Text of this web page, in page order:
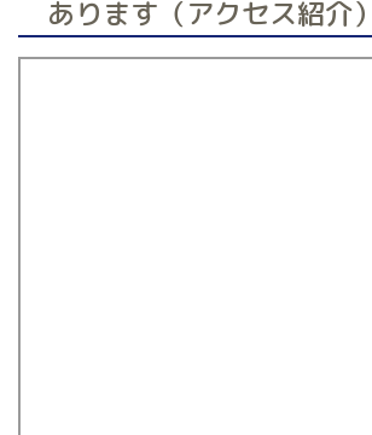
あります（アクセス紹介）